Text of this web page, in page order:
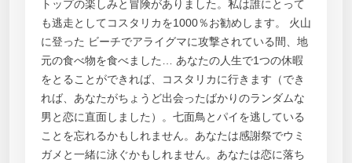
トップの楽しみと冒険がありました。私は誰にとって
も逃走としてコスタリカを1000％お勧めします。 火山
に登った ビーチでアライグマに攻撃されている間、地
元の食べ物を食べました… あなたの人生で1つの休暇
をとることができれば、コスタリカに行きます（でき
れば、あなたがちょうど出会ったばかりのランダムな
男と恋に直面しました）。七面鳥とパイを逃している
ことを忘れるかもしれません。あなたは感謝祭でウミ
ガメと一緒に泳ぐかもしれません。あなたは恋に落ち